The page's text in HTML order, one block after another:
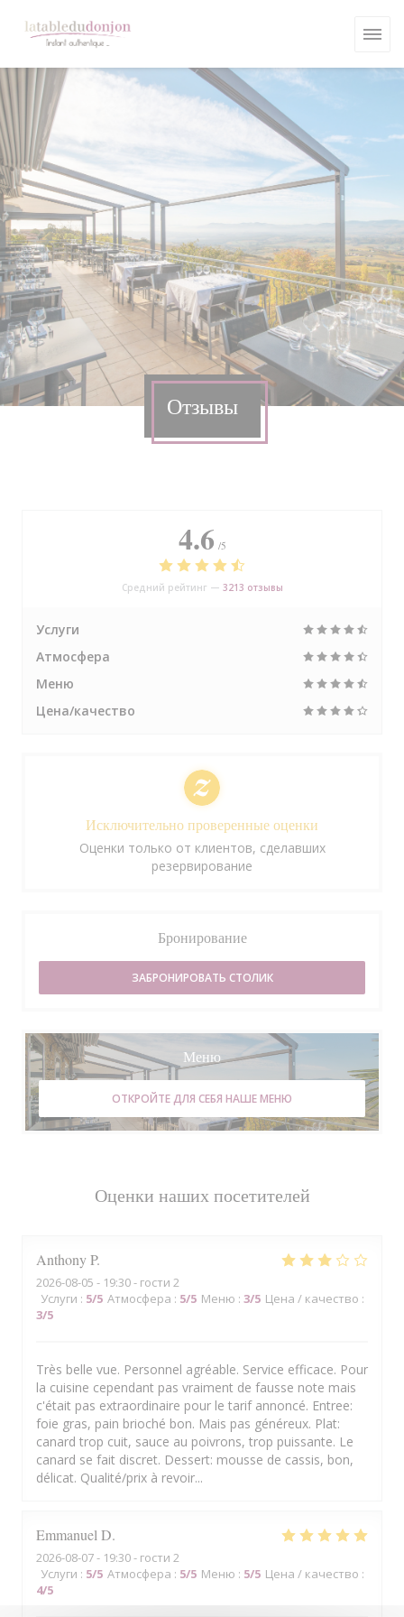
Отзывы
Оценки наших посетителей
AnthonyP
2026-08-05 - 19:30 - гости 2
Услуги : 5/5 Атмосфера : 5/5 Меню : 3/5 Цена / качество :
3/5
Très belle vue. Personnel agréable. Service efficace. Pour
la cuisine cependant pas vraiment de fausse note mais
c'était pas extraordinaire pour le tarif annoncé. Entree:
foie gras, pain brioché bon. Mais pas généreux. Plat:
canard trop cuit, sauce au poivrons, trop puissante. Le
canard se fait discret. Dessert: mousse de cassis, bon,
délicat. Qualité/prix à revoir...
Emmanuel D
2026-08-07- 19:30 - гости 2
Услуги : 5/5 Атмосфера : 5/5 Меню : 5/5 Цена / качество :
4/5
4.6 /5
Средний рейтинг — 3213 отзывы
Услуги
Атмосфера
Меню
Цена/качество
Исключительно проверенные оценки
Оценки только от клиентов, сделавших
резервирование
Бронирование
ЗАБРОНИРОВАТЬ СТОЛИК
Меню
ОТКРОЙТЕ ДЛЯ СЕБЯ НАШЕ МЕНЮ